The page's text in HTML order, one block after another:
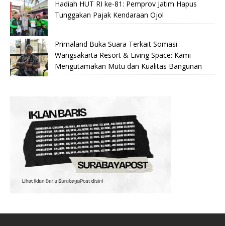
Hadiah HUT RI ke-81: Pemprov Jatim Hapus
Tunggakan Pajak Kendaraan Ojol
Primaland Buka Suara Terkait Somasi
Wangsakarta Resort & Living Space: Kami
Mengutamakan Mutu dan Kualitas Bangunan